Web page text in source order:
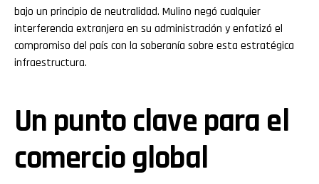
bajo un principio de neutralidad. Mulino negó cualquier
interferencia extranjera en su administración y enfatizó el
compromiso del país con la soberanía sobre esta estratégica
infraestructura.
Un punto clave para el
comercio global